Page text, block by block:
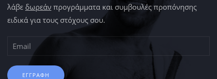
λάβε δωρεάν προγράμματα και συμβουλές προπόνησης
ειδικά για τους στόχους σου.
ΕΓΓΡΑΦΗ